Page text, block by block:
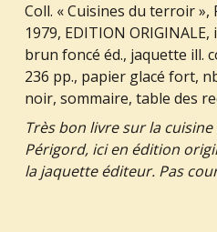
Coll. « Cuisines du terroir »,
1979, EDITION
brun foncé éd., jaquette ill.
236 pp., papier glacé fort,
noir, sommaire, table des
Très bon livre sur la
Périgord, ici en édition
la jaquette éditeur. Pas